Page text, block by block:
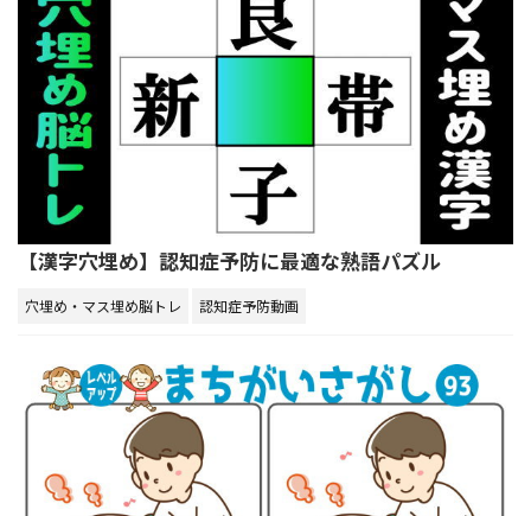
【漢字穴埋め】認知症予防に最適な熟語パズル
穴埋め・マス埋め脳トレ 認知症予防動画